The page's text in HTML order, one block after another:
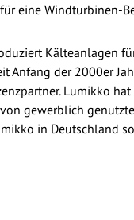
eine Windturbinen-
Kälteanlagen
Anfang der 2000er
Lumikko
gewerblich
in Deutschland